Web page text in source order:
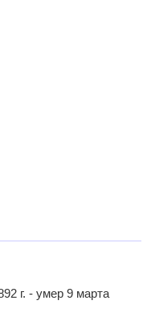
г. - умер 9 марта